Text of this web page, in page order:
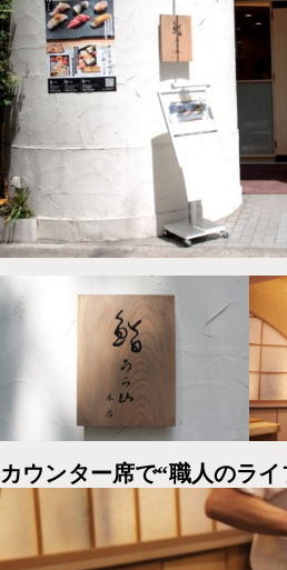
インタラクティブコンテンツ
メディア運用
カウンター席で“職人のラ